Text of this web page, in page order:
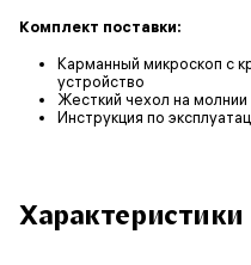
Комплект поставки:
Карманный микроскоп с
устройство
Жесткий чехол на молнии
Инструкция по
Характеристики